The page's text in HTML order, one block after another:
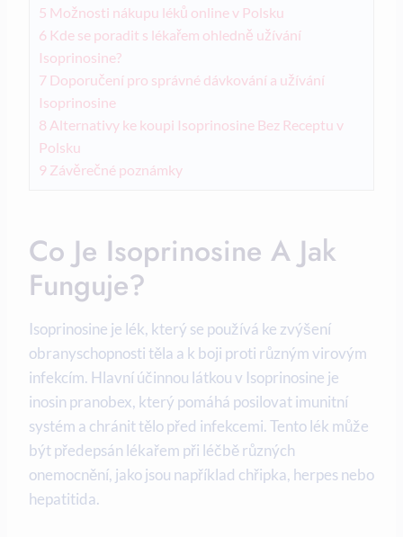
5 Možnosti nákupu léků online v Polsku
6 Kde se poradit s lékařem ohledně užívání
Isoprinosine?
7 Doporučení pro správné dávkování a užívání
Isoprinosine
8 Alternativy ke koupi Isoprinosine Bez Receptu v
Polsku
9 Závěrečné poznámky
Co Je Isoprinosine A Jak
Funguje?
Isoprinosine je lék, který se používá ke zvýšení
obranyschopnosti těla a k boji proti různým virovým
infekcím. Hlavní účinnou látkou v Isoprinosine je
inosin pranobex, který pomáhá posilovat imunitní
systém a chránit tělo před infekcemi. Tento lék může
být předepsán lékařem při léčbě různých
onemocnění, jako jsou například chřipka, herpes nebo
hepatitida.